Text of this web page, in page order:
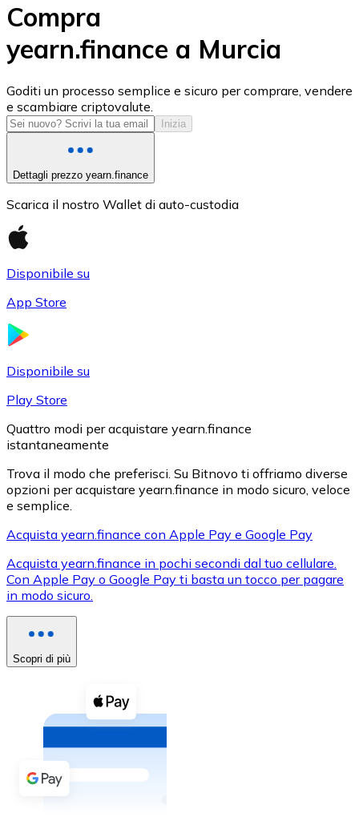
USD Coin
USDC
XRP
Acquista criptovalute in contanti e altri mezzi di
Bonifico SEPA
Aggiungi fondi al tuo conto Bitnovo o fai acquisti
Compra
yearn.finance a Murcia
Goditi un processo semplice e sicuro per comprare, vendere
e scambiare criptovalute.
Inizia
Dettagli prezzo yearn.finance
Scarica il nostro Wallet di auto-custodia
Disponibile su
App Store
Disponibile su
Play Store
Quattro modi per acquistare yearn.finance
istantaneamente
Trova il modo che preferisci. Su Bitnovo ti offriamo diverse
opzioni per acquistare yearn.finance in modo sicuro, veloce
e semplice.
Acquista yearn.finance con Apple Pay e Google Pay
Acquista yearn.finance in pochi secondi dal tuo cellulare.
Con Apple Pay o Google Pay ti basta un tocco per pagare
in modo sicuro.
Scopri di più